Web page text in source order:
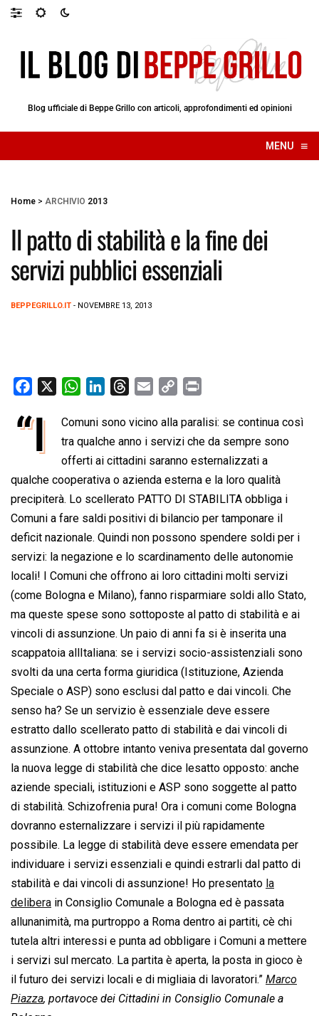
Blog ufficiale di Beppe Grillo con articoli, approfondimenti ed opinioni
MENU ≡
☰
Home > ARCHIVIO 2013
Il patto di stabilità e la fine dei
servizi pubblici essenziali
BEPPEGRILLO.IT - NOVEMBRE 13, 2013
c
o
o
k
W
a
t
s
A
p
p
n
k
e
d
I
n
r
e
a
d
s
a
i
l
p
y
L
i
n
k
i
n
t
“I
Comuni sono vicino alla paralisi: se continua così
tra qualche anno i servizi che da sempre sono
offerti ai cittadini saranno esternalizzati a
qualche cooperativa o azienda esterna e la loro qualità
precipiterà. Lo scellerato PATTO DI STABILITA obbliga i
Comuni a fare saldi positivi di bilancio per tamponare il
deficit nazionale. Quindi non possono spendere soldi per i
servizi: la negazione e lo scardinamento delle autonomie
locali! I Comuni che offrono ai loro cittadini molti servizi
(come Bologna e Milano), fanno risparmiare soldi allo Stato,
ma queste spese sono sottoposte al patto di stabilità e ai
vincoli di assunzione. Un paio di anni fa si è inserita una
scappatoia allItaliana: se i servizi socio-assistenziali sono
svolti da una certa forma giuridica (Istituzione, Azienda
Speciale o ASP) sono esclusi dal patto e dai vincoli. Che
senso ha? Se un servizio è essenziale deve essere
estratto dallo scellerato patto di stabilità e dai vincoli di
assunzione. A ottobre intanto veniva presentata dal governo
la nuova legge di stabilità che dice lesatto opposto: anche
aziende speciali, istituzioni e ASP sono soggette al patto
di stabilità. Schizofrenia pura! Ora i comuni come Bologna
dovranno esternalizzare i servizi il più rapidamente
possibile. La legge di stabilità deve essere emendata per
individuare i servizi essenziali e quindi estrarli dal patto di
stabilità e dai vincoli di assunzione! Ho presentato la
delibera in Consiglio Comunale a Bologna ed è passata
allunanimità, ma purtroppo a Roma dentro ai partiti, cè chi
tutela altri interessi e punta ad obbligare i Comuni a mettere
i servizi sul mercato. La partita è aperta, la posta in gioco è
il futuro dei servizi locali e di migliaia di lavoratori.” Marco
Piazza, portavoce dei Cittadini in Consiglio Comunale a